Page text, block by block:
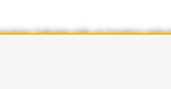
trabajan más en horarios